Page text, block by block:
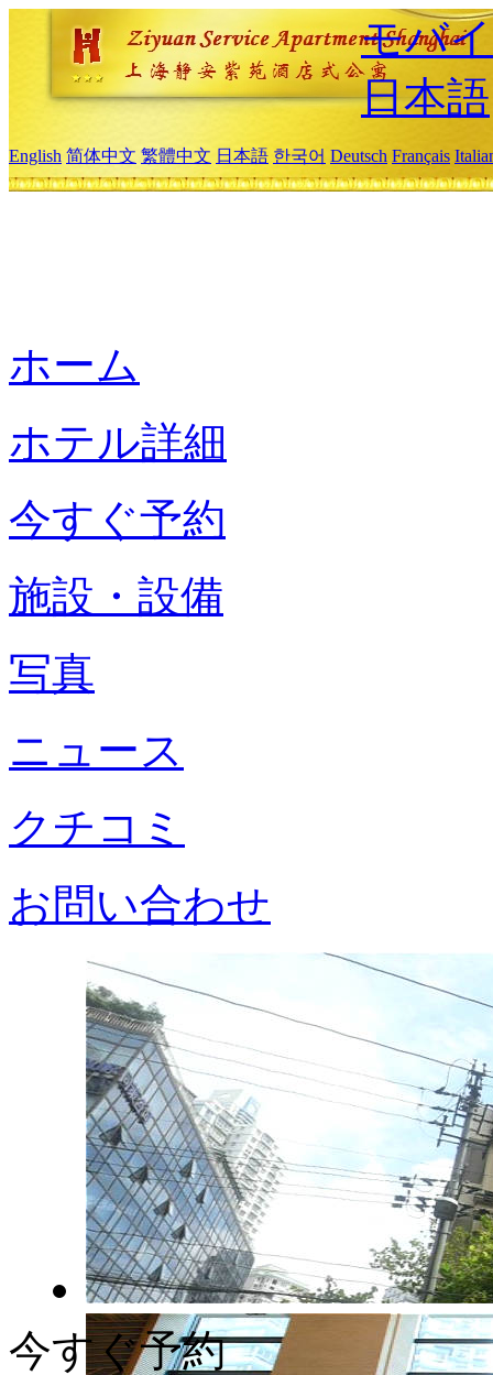
モバ
日本語
English 简体中文 繁體中文 日本語 한국어 Deutsch Français
ホーム
ホテル詳細
今すぐ予約
施設・設備
写真
ニュース
クチコミ
お問い合わせ
今すぐ予約